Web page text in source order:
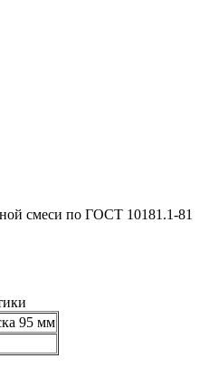
смеси по ГОСТ 10181.1-81
95 мм